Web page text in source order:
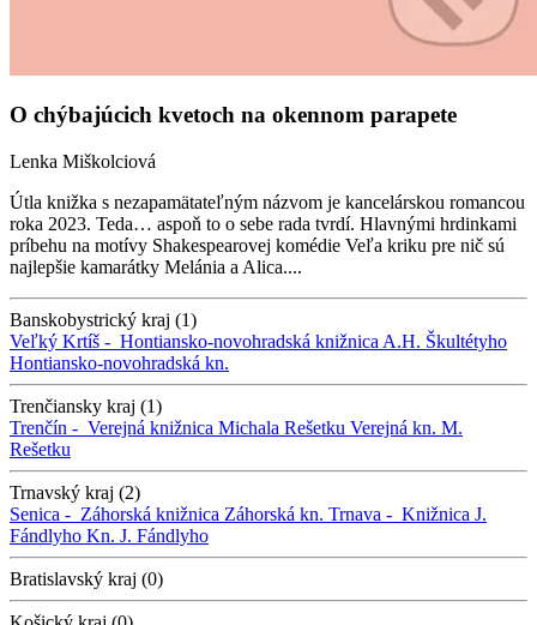
O chýbajúcich kvetoch na okennom parapete
Lenka Miškolciová
Útla knižka s nezapamätateľným názvom je kancelárskou romancou
roka 2023. Teda… aspoň to o sebe rada tvrdí. Hlavnými hrdinkami
príbehu na motívy Shakespearovej komédie Veľa kriku pre nič sú
najlepšie kamarátky Melánia a Alica....
Banskobystrický kraj (1)
Veľký Krtíš - Hontiansko-novohradská knižnica A.H. Škultétyho
Hontiansko-novohradská kn.
Trenčiansky kraj (1)
Trenčín - Verejná knižnica Michala Rešetku Verejná kn. M.
Rešetku
Trnavský kraj (2)
Senica - Záhorská knižnica Záhorská kn. Trnava - Knižnica J.
Fándlyho Kn. J. Fándlyho
Bratislavský kraj (0)